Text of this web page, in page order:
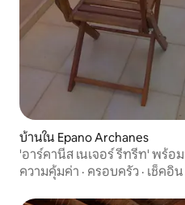
บ้านใน Epano Archanes
'อาร์คานีส เนเจอร์ รีทรีท' พร้อ
ความคุ้มค่า · ครอบครัว · เช็คอิน